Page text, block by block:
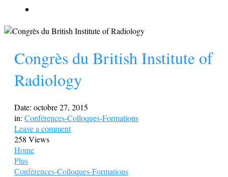
Congrès du British Institute of
Radiology
Date: octobre 27, 2015
in: Conférences-Colloques-Formations
Leave a comment
258 Views
Home
Plus
Conférences-Colloques-Formations